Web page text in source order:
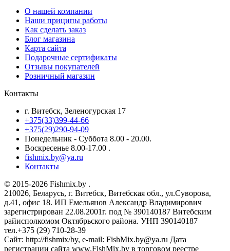
О нашей компании
Наши приципы работы
Как сделать заказ
Блог магазина
Карта сайта
Подарочные сертификаты
Отзывы покупателей
Розничный магазин
Контакты
г. Витебск, Зеленогурская 17
+375(33)399-44-66
+375(29)290-94-09
Понедельник - Суббота 8.00 - 20.00.
Воскресенье 8.00-17.00 .
fishmix.by@ya.ru
Контакты
© 2015-2026 Fishmix.by .
210026, Беларусь, г. Витебск, Витебская обл., ул.Суворова,
д.41, офис 18. ИП Емельянов Александр Владимирович
зарегистрирован 22.08.2001г. под № 390140187 Витебским
райисполкомом Октябрьского района. УНП 390140187
тел.+375 (29) 710-28-39
Сайт: http://fishmix/by, e-mail: FishMix.by@ya.ru Дата
регистрации сайта www.FishMix.by в торговом реестре